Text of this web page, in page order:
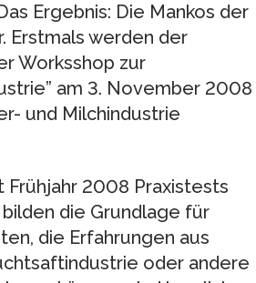
Ergebnis: Die Mankos der
Erstmals werden der
Worksshop zur
am 3. November 2008
und Milchindustrie
2008 Praxistests
die Grundlage für
die Erfahrungen aus
oder andere